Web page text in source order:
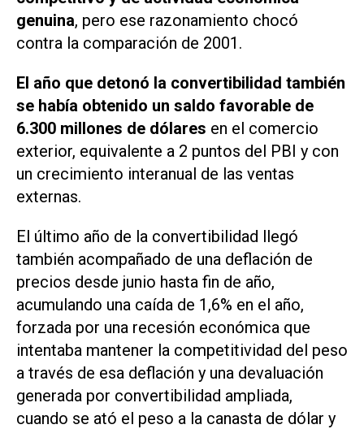
genuina, pero ese razonamiento chocó
contra la comparación de 2001.
El año que detonó la convertibilidad también
se había obtenido un saldo favorable de
6.300 millones de dólares en el comercio
exterior, equivalente a 2 puntos del PBI y con
un crecimiento interanual de las ventas
externas.
El último año de la convertibilidad llegó
también acompañado de una deflación de
precios desde junio hasta fin de año,
acumulando una caída de 1,6% en el año,
forzada por una recesión económica que
intentaba mantener la competitividad del peso
a través de esa deflación y una devaluación
generada por convertibilidad ampliada,
cuando se ató el peso a la canasta de dólar y